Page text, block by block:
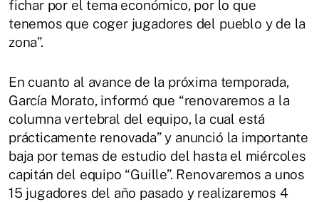
fichar por el tema económico, por lo que
tenemos que coger jugadores del pueblo y de la
zona”.
En cuanto al avance de la próxima temporada,
García Morato, informó que “renovaremos a la
columna vertebral del equipo, la cual está
prácticamente renovada” y anunció la importante
baja por temas de estudio del hasta el miércoles
capitán del equipo “Guille”. Renovaremos a unos
15 jugadores del año pasado y realizaremos 4